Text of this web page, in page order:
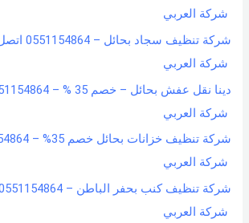
شركة العربي
شركة تنظيف سجاد
شركة العربي
شركة العربي
شركة العربي
شركة العربي